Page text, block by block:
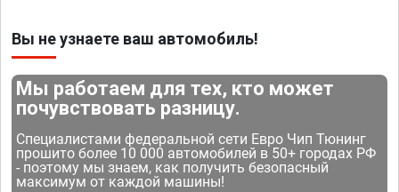
Вы не узнаете ваш автомобиль!
Мы работаем для тех, кто может
почувствовать разницу.
Специалистами федеральной сети Евро Чип Тюнинг
прошито более 10 000 автомобилей в 50+ городах РФ
- поэтому мы знаем, как получить безопасный
максимум от каждой машины!